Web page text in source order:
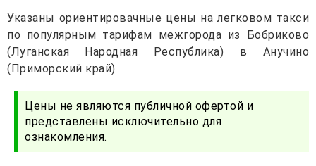
Указаны ориентировачные цены на легковом такси
по популярным тарифам межгорода из Бобриково
(Луганская Народная Республика) в Анучино
(Приморский край)
Цены не являются публичной офертой и
представлены исключительно для
ознакомления.